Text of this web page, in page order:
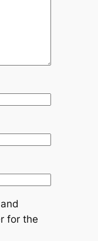
for the